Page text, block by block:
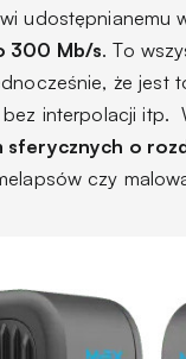
udostępnianemu
300 Mb/s. To
że jest
interpolacji itp.
sferycznych o
czy